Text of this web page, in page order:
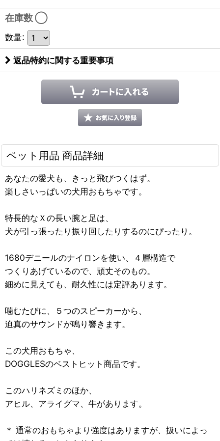
在庫数 ◯
数量:
返品特約に関する重要事項
ペット用品 商品詳細
あなたの愛犬も、きっと飛びつくはず。
楽しさいっぱいの犬用おもちゃです。
特長的なＸの長い腕と足は、
犬が引っ張ったり振り回したりするのにぴったり。
1680デニールのナイロンを使い、４層構造で
つくりあげているので、頑丈そのもの。
細めに見えても、耐久性には定評あります。
噛むたびに、５つのスピーカーから、
迫真のサウンドが鳴り響きます。
この犬用おもちゃ、
DOGGLESのベストヒット商品です。
このハリネズミのほか、
アヒル、アライグマ、牛があります。
＊ 通常のおもちゃより強度はありますが、扱いによっ